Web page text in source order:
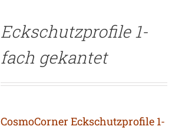
Eckschutzprofile 1-
fach gekantet
CosmoCorner Eckschutzprofile 1-